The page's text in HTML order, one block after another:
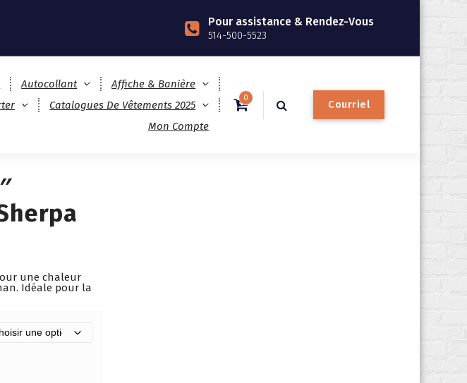
Pour assistance & Rendez-Vous
514-500-5523
Autocollant
Affiche & Banière
Catalogues De Vêtements 2025
Mon Compte
0
Courriel
une chaleur
Idéale pour la